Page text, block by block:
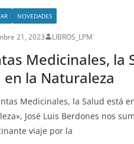
NOVEDADES
21, 2023 LIBROS_LPM
Medicinales, la
en la Naturaleza
Medicinales, la Salud está
José Luis Berdones nos
viaje por la